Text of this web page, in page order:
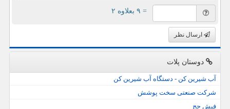
= ۹ بعلاوه ۲
ارسال نظر
دوستان پلات
آب شیرین کن - دستگاه آب شیرین کن
شرکت صنعتی سخت پوشش
فیش حج